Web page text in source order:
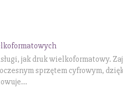
jak druk wielkoformatowy.
sprzętem cyfrowym,